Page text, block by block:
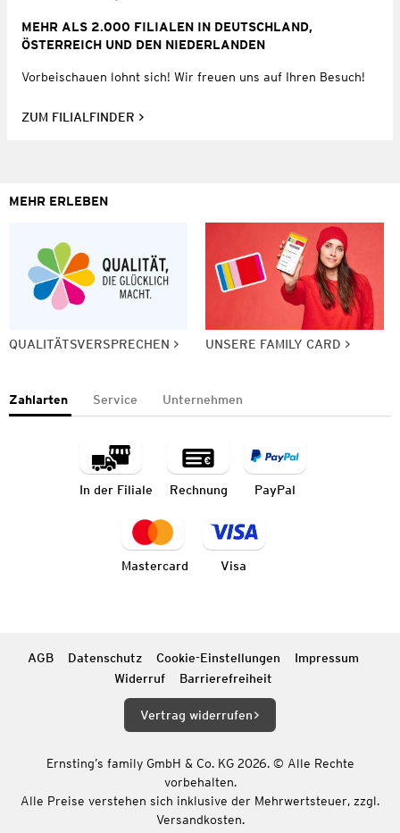
MEHR ALS 2.000 FILIALEN IN DEUTSCHLAND,
ÖSTERREICH UND DEN NIEDERLANDEN
Vorbeischauen lohnt sich! Wir freuen uns auf Ihren Besuch!
ZUM FILIALFINDER
MEHR ERLEBEN
QUALITÄTSVERSPRECHEN UNSERE FAMILY CARD
Zahlarten Service Unternehmen
In der Filiale Rechnung PayPal
Mastercard Visa
AGB Datenschutz Cookie-Einstellungen
Impressum
Widerruf
Barrierefreiheit
Vertrag widerrufen
Ernsting’s family GmbH & Co. KG 2026. © Alle Rechte
vorbehalten.
Alle Preise verstehen sich inklusive der Mehrwertsteuer, zzgl.
Versandkosten.